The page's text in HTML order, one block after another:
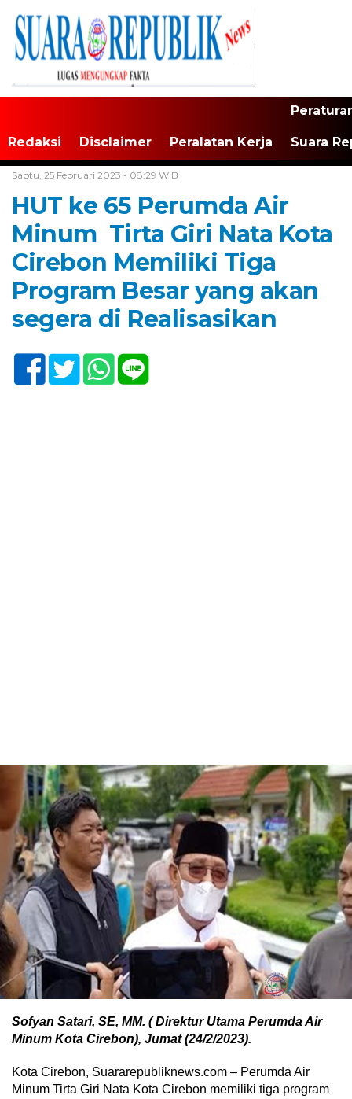
Redaksi Disclaimer Peralatan Kerja Suara
Sabtu, 25 Februari 2023 - 08:29 WIB
HUT ke 65 Perumda Air
Minum Tirta Giri Nata Kota
Cirebon Memiliki Tiga
Program Besar yang akan
segera di Realisasikan
Sofyan Satari, SE, MM. ( Direktur Utama Perumda Air
Minum Kota Cirebon), Jumat (24/2/2023).
Kota Cirebon, Suararepubliknews.com – Perumda Air
Minum Tirta Giri Nata Kota Cirebon memiliki tiga program